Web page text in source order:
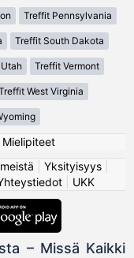
Treffit Pennsylvania
Treffit South Dakota
Treffit Vermont
West Virginia
Mielipiteet
Yksityisyys|
UKK
– Missä Kaikki